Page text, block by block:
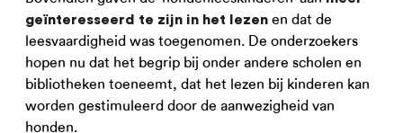
geïnteresseerd te zijn in het lezen en dat de
leesvaardigheid was toegenomen. De onderzoekers
hopen nu dat het begrip bij onder andere scholen en
bibliotheken toeneemt, dat het lezen bij kinderen kan
worden gestimuleerd door de aanwezigheid van
honden.